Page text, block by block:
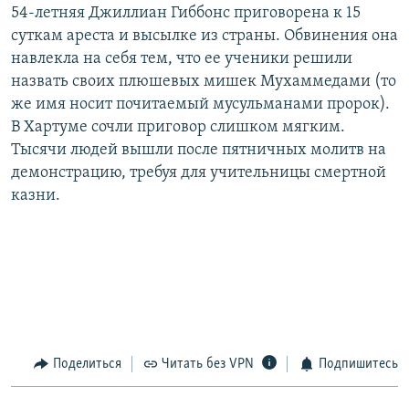
СИБИРЬ.РЕАЛИИ
РАСПИСАНИЕ ВЕЩАНИЯ
ПОДПИШИТЕСЬ НА РАССЫЛКУ
СОЦИАЛЬНЫЕ СЕТИ
54-летняя Джиллиан Гиббонс приговорена к 15
суткам ареста и высылке из страны. Обвинения она
навлекла на себя тем, что ее ученики решили
назвать своих плюшевых мишек Мухаммедами (то
же имя носит почитаемый мусульманами пророк).
В Хартуме сочли приговор слишком мягким.
Тысячи людей вышли после пятничных молитв на
демонстрацию, требуя для учительницы смертной
казни.
Поделиться Читать без VPN Подпишитесь